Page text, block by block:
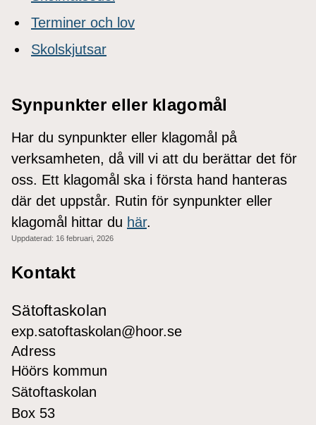
Terminer och lov
Skolskjutsar
Synpunkter eller klagomål
Har du synpunkter eller klagomål på
verksamheten, då vill vi att du berättar det för
oss. Ett klagomål ska i första hand hanteras
där det uppstår. Rutin för synpunkter eller
klagomål hittar du här.
Uppdaterad: 16 februari, 2026
Kontakt
Sätoftaskolan
exp.satoftaskolan@hoor.se
Adress
Höörs kommun
Sätoftaskolan
Box 53